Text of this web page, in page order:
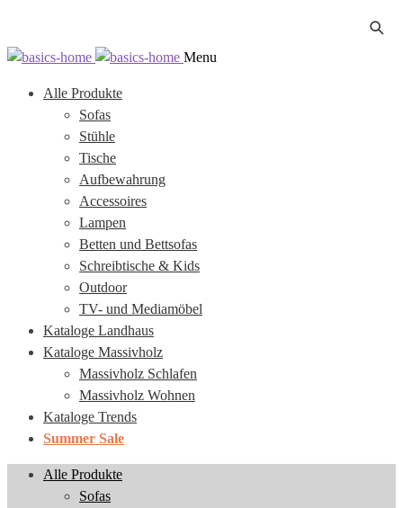
Zur
springen
Zum
springen
Menu
Alle Produkte
Sofas
Stühle
Tische
Aufbewahrung
Accessoires
Lampen
Betten und Bettsofas
Schreibtische & Kids
Outdoor
TV- und Mediamöbel
Kataloge Landhaus
Kataloge Massivholz
Massivholz Schlafen
Massivholz Wohnen
Kataloge Trends
Summer Sale
Alle Produkte
Sofas